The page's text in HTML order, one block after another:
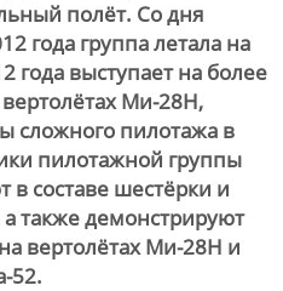
полёт. Со дня
года группа летала на
года выступает на более
Ми-28Н,
сложного пилотажа в
пилотажной группы
в составе шестёрки и
также демонстрируют
вертолётах Ми-28Н и
52.